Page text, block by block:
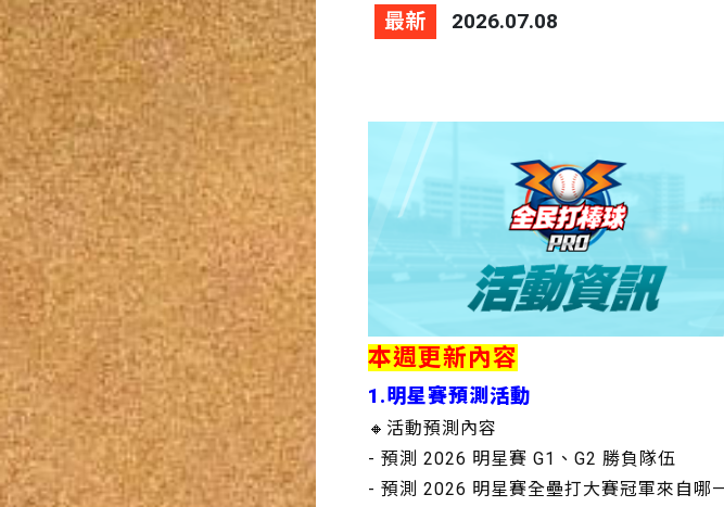
最新 2026.07.08
本週更新內容
1.明星賽預測活動
🔸活動預測內容
- 預測 2026 明星賽 G1、G2 勝負隊伍
- 預測 2026 明星賽全壘打大賽冠軍來自哪